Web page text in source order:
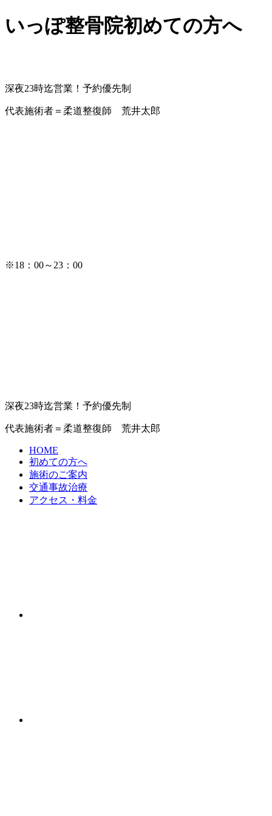
いっぽ整骨院初めての方へ
深夜23時迄営業！予約優先制
代表施術者＝柔道整復師 荒井太郎
※18：00～23：00
深夜23時迄営業！予約優先制
代表施術者＝柔道整復師 荒井太郎
HOME
初めての方へ
施術のご案内
交通事故治療
アクセス・料金